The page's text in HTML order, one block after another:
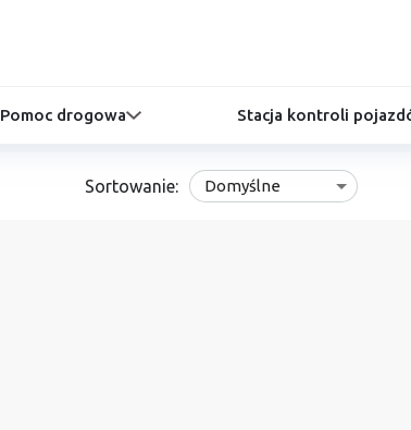
Pomoc drogowa Stacja kontroli
Sortowanie: Domyślne